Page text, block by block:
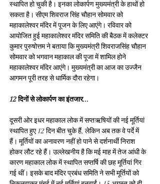
स्थापित हो चुकी है। इनका लोकार्पण मुख्यमंत्री के हाथों हो
सकता है। सीएम शिवराज सिंह चौहान सोमवार को
महाकालेश्वर मंदिर में पूजन के लिए आएंगे। रविवार को
आयोजित हुई महाकालेश्वर मंदिर समिति की बैठक में कलेक्टर
कुमार पुरुषोत्तम ने बताया कि मुख्यमंत्री शिवराजसिंह चौहान
सोमवार को भगवान महाकाल की पूजा में शामिल होने
महाकालेश्वर मंदिर आएंगे। मुख्यमंत्री का आज का उज्जैन
आगमन पूरी तरह से धार्मिक दौरा रहेगा।
12 दिनों से लोकार्पण का इंतजार...
दूसरी ओर इधर महाकाल लोक में सप्तऋषियों की नई मूर्तियां
स्थापित हुए 12 दिन बीत चुके हैं, लेकिन अब तक वे पर्दे में
हैं। मूर्तियों का अनावरण नहीं हो पाने से दर्शनार्थी निराश
होकर लौट रहे हैं। उल्लेखनीय है कि मई माह में तेज आंधी के
कारण महाकाल लोक में स्थापित सप्तर्षि की छह मूर्तियां गिर
गई थीं। इसके बाद मंदिर प्रबंध समिति ने सभी मूर्तियों को